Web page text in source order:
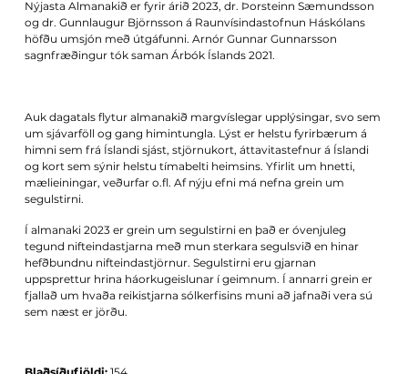
Nýjasta Almanakið er fyrir árið 2023, dr. Þorsteinn Sæmundsson
og dr. Gunnlaugur Björnsson á Raunvísindastofnun Háskólans
höfðu umsjón með útgáfunni. Arnór Gunnar Gunnarsson
sagnfræðingur tók saman Árbók Íslands 2021.
Auk dagatals flytur almanakið margvíslegar upplýsingar, svo sem
um sjávarföll og gang himintungla. Lýst er helstu fyrirbærum á
himni sem frá Íslandi sjást, stjörnukort, áttavitastefnur á Íslandi
og kort sem sýnir helstu tímabelti heimsins. Yfirlit um hnetti,
mælieiningar, veðurfar o.fl. Af nýju efni má nefna grein um
segulstirni.
Í almanaki 2023 er grein um segulstirni en það er óvenjuleg
tegund nifteindastjarna með mun sterkara segulsvið en hinar
hefðbundnu nifteindastjörnur. Segulstirni eru gjarnan
uppsprettur hrina háorkugeislunar í geimnum. Í annarri grein er
fjallað um hvaða reikistjarna sólkerfisins muni að jafnaði vera sú
sem næst er jörðu.